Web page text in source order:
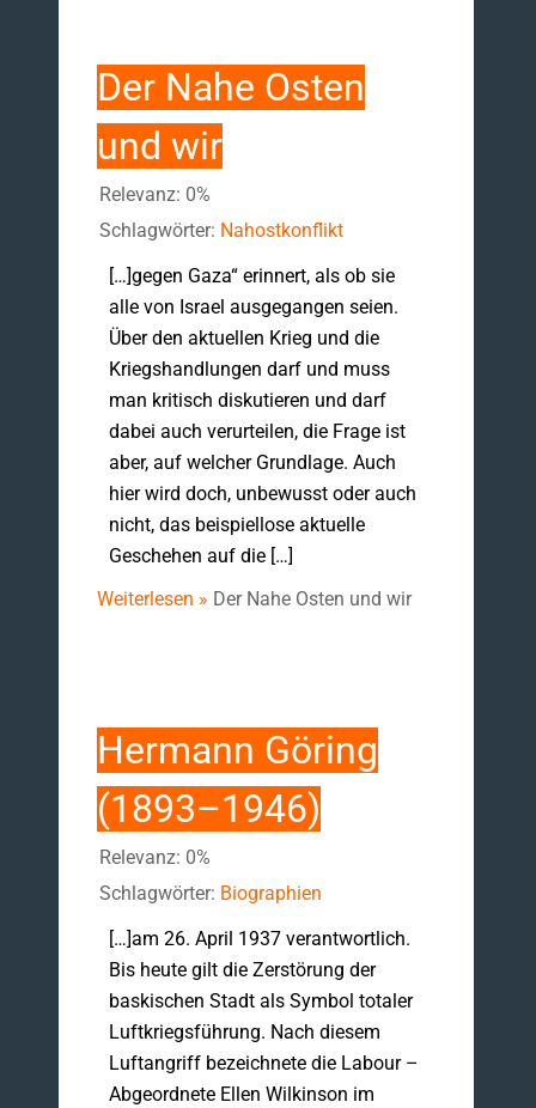
Der Nahe Osten
und wir
Relevanz: 0%
Schlagwörter: Nahostkonflikt
[…]gegen Gaza“ erinnert, als ob sie
alle von Israel ausgegangen seien.
Über den aktuellen Krieg und die
Kriegshandlungen darf und muss
man kritisch diskutieren und darf
dabei auch verurteilen, die Frage ist
aber, auf welcher Grundlage. Auch
hier wird doch, unbewusst oder auch
nicht, das beispiellose aktuelle
Geschehen auf die […]
Weiterlesen » Der Nahe Osten und wir
Hermann Göring
(1893–1946)
Relevanz: 0%
Schlagwörter: Biographien
[…]am 26. April 1937 verantwortlich.
Bis heute gilt die Zerstörung der
baskischen Stadt als Symbol totaler
Luftkriegsführung. Nach diesem
Luftangriff bezeichnete die Labour –
Abgeordnete Ellen Wilkinson im